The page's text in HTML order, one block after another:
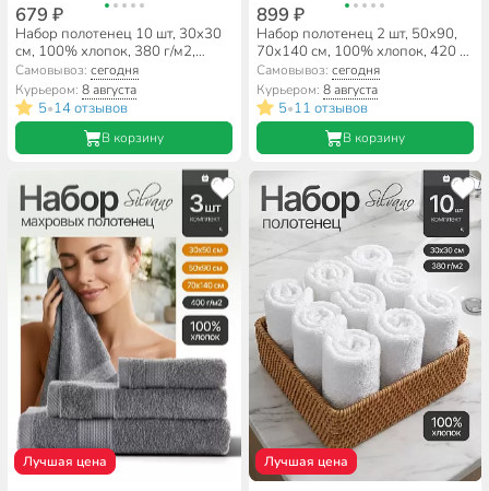
679 ₽
Набор полотенец 10 шт, 30х30
см, 100% хлопок, 380 г/м2,
Silvano, графит, Узбекистан
Самовывоз:сегодня
Курьером:8 августа
5•14 отзывов
В корзину
899 ₽
Набор полотенец 2 шт, 50х90,
70х140 см, 100% хлопок, 420 г/
м2, Silvano, Мореска, бордо,
Узбекистан
Самовывоз: сегодня
Курьером: 8 августа
5•11 отзывов
В корзину
Лучшая цена Лучшая цена